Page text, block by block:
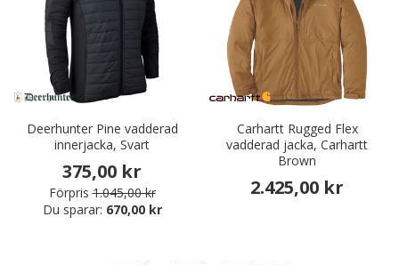
Deerhunter Pine vadderad
innerjacka, Svart
375,00 kr
Förpris 1.045,00 kr
Du sparar: 670,00 kr
Carhartt Rugged Flex
vadderad jacka, Carhartt
Brown
2.425,00 kr